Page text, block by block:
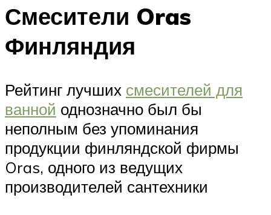
Смесители Oras
Финляндия
Рейтинг лучших смесителей для
ванной однозначно был бы
неполным без упоминания
продукции финляндской фирмы
Oras, одного из ведущих
производителей сантехники